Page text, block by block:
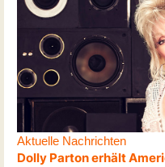
Aktuelle Nachrichten
Dolly Parton erhält